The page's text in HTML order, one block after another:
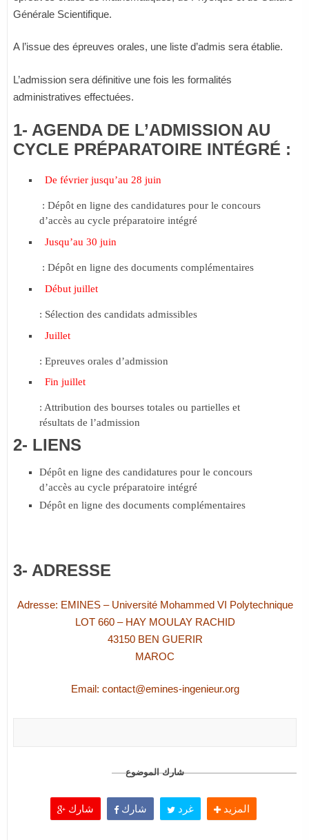
Générale Scientifique.
A l’issue des épreuves orales, une liste d’admis sera établie.
L’admission sera définitive une fois les formalités
administratives effectuées.
1- AGENDA DE L’ADMISSION AU
CYCLE PRÉPARATOIRE INTÉGRÉ :
De février jusqu’au 28 juin
: Dépôt en ligne des candidatures pour le concours
d’accès au cycle préparatoire intégré
Jusqu’au 30 juin
: Dépôt en ligne des documents complémentaires
Début juillet
: Sélection des candidats admissibles
Juillet
: Epreuves orales d’admission
Fin juillet
: Attribution des bourses totales ou partielles et
résultats de l’admission
2- LIENS
Dépôt en ligne des candidatures pour le concours
d’accès au cycle préparatoire intégré
Dépôt en ligne des documents complémentaires
3- ADRESSE
Adresse: EMINES – Université Mohammed VI Polytechnique
LOT 660 – HAY MOULAY RACHID
43150 BEN GUERIR
MAROC
Email: contact@emines-ingenieur.org
شارك الموضوع
شارك شارك غرد المزيد